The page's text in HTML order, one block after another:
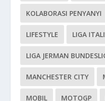
KOLABORASI PENYANYI
LIFESTYLE LIGA
LIGA JERMAN
MANCHESTER CITY
MOBIL MOTOGP